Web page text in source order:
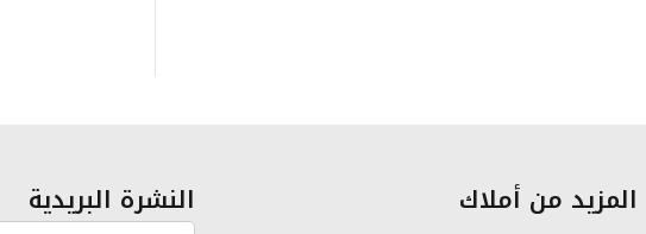
المزيد من أملاك النشرة البريدية